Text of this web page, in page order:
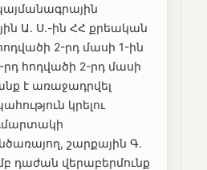
Ա. Ս.-ին ՀՀ քրեական
2-րդ մասի 1-ին
հոդվածի 2-րդ մասի
է առաջադրվել
կրելու
շարքային Գ.
դաժան վերաբերմունք